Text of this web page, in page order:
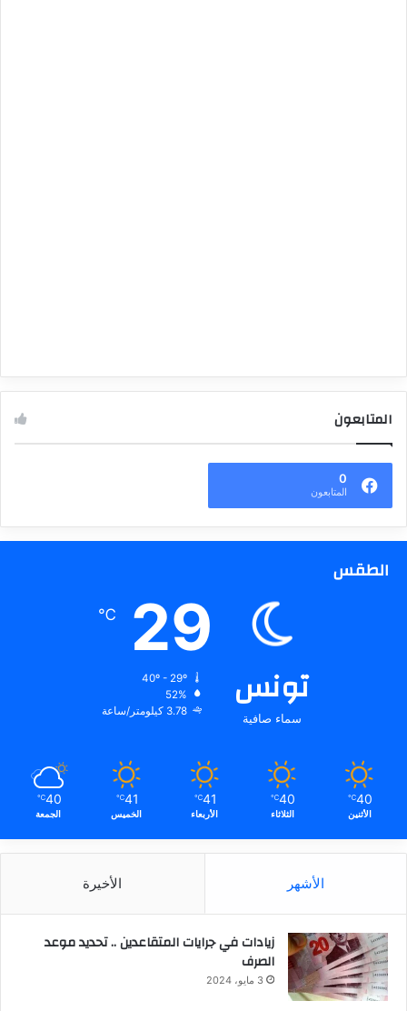
المتابعون
0
المتابعون
الطقس
تونس
سماء صافية
29
℃
52%
3.78 كيلومتر/ساعة
40
℃
الأثنين
40
℃
الثلاثاء
41
℃
الأربعاء
41
℃
الخميس
40
℃
الجمعة
الأشهر الأخيرة
زيادات في جرايات المتقاعدين .. تحديد موعد
الصرف
3 مايو، 2024